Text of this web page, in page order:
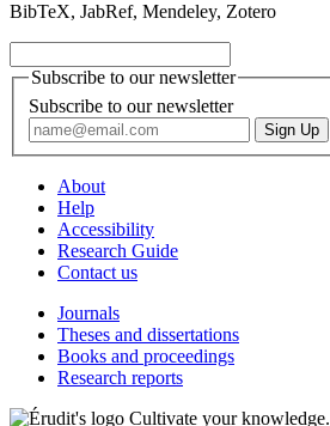
BibTeX, JabRef, Mendeley, Zotero
Subscribe to our newsletter
Subscribe to our newsletter
About
Help
Accessibility
Research Guide
Contact us
Journals
Theses and dissertations
Books and proceedings
Research reports
Cultivate your knowledge.